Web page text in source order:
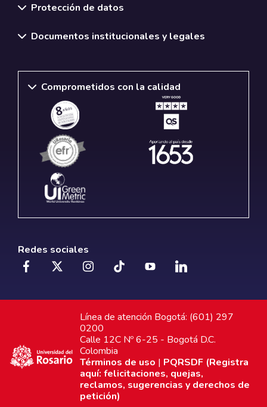
Protección de datos
Documentos institucionales y legales
Comprometidos con la calidad
Redes sociales
Línea de atención Bogotá: (601) 297
0200
Calle 12C Nº 6-25 - Bogotá D.C.
Colombia
Términos de uso | PQRSDF (Registra
aquí: felicitaciones, quejas,
reclamos, sugerencias y derechos de
petición)